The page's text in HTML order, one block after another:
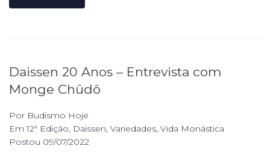
Daissen 20 Anos – Entrevista com
Monge Chûdô
Por Budismo Hoje
Em12ª Edição, Daissen, Variedades, Vida Monástica
Postou 09/07/2022